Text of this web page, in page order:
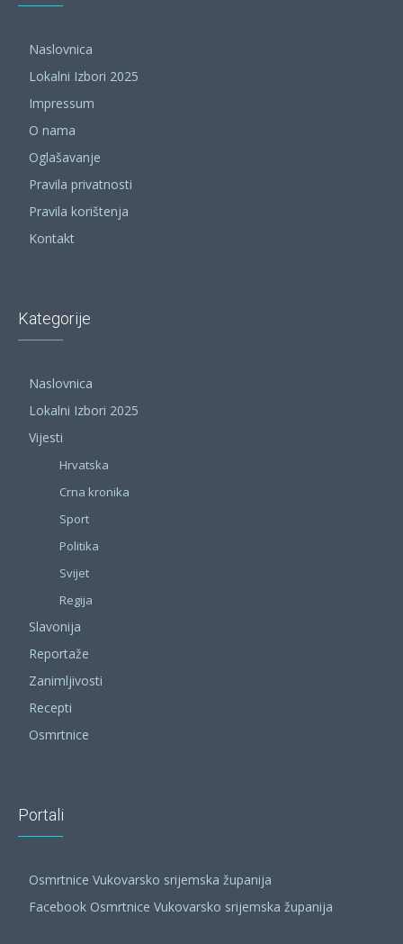
Naslovnica
Lokalni Izbori 2025
Impressum
O nama
Oglašavanje
Pravila privatnosti
Pravila korištenja
Kontakt
Kategorije
Naslovnica
Lokalni Izbori 2025
Vijesti
Hrvatska
Crna kronika
Sport
Politika
Svijet
Regija
Slavonija
Reportaže
Zanimljivosti
Recepti
Osmrtnice
Portali
Osmrtnice Vukovarsko srijemska županija
Facebook Osmrtnice Vukovarsko srijemska županija